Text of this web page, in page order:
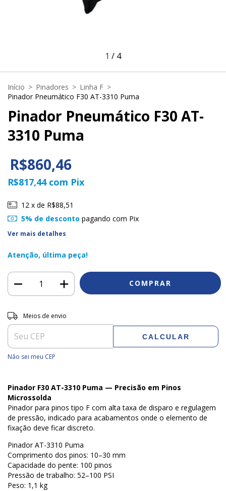
1 / 4
Início > Pinadores > Linha F >
Pinador Pneumático F30 AT-3310 Puma
Pinador Pneumático F30 AT-
3310 Puma
R$860,46
R$817,44 com Pix
12 x de R$88,51
5% de desconto pagando com Pix
Ver mais detalhes
Atenção, última peça!
Entregas para o CEP:
Meios de envio
CALCULAR
Não sei meu CEP
Pinador F30 AT-3310 Puma — Precisão em Pinos
Microssolda
Pinador para pinos tipo F com alta taxa de disparo e regulagem
de pressão, indicado para acabamentos onde o elemento de
fixação deve ficar discreto.
Pinador AT-3310 Puma
Comprimento dos pinos: 10–30 mm
Capacidade do pente: 100 pinos
Pressão de trabalho: 52–100 PSI
Peso: 1,1 kg